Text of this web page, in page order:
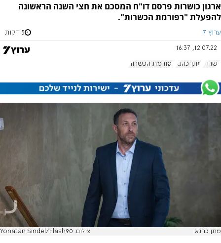
ארגון כושרות פרסם דו"ח המסכם את חצי השנה הראשונה
להפעלת "רפורמת הכשרות".
ערוץ 7 5 דקות
12.07.22, 16:37
כשרות מתן כהנא רפורמת הכשרות
מתן כהנא צילום: Yonatan Sindel/Flash90